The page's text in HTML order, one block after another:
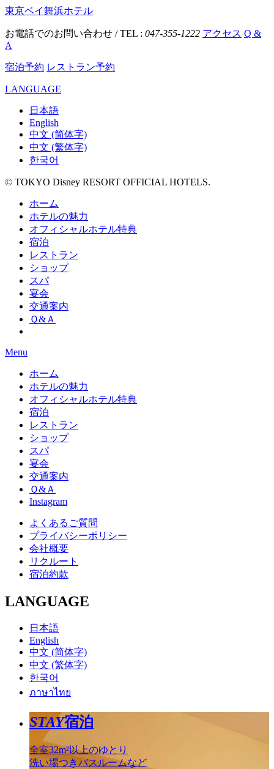
東京ベイ舞浜ホテル
お電話でのお問い合わせ / TEL : 047-355-1222 アクセス Q &
A
宿泊予約 レストラン予約
LANGUAGE
日本語
English
中文 (简体字)
中文 (繁体字)
한국어
© TOKYO Disney RESORT OFFICIAL HOTELS.
ホーム
ホテルの魅力
オフィシャルホテル特典
宿泊
レストラン
ショップ
スパ
宴会
交通案内
Ｑ&Ａ
Menu
ホーム
ホテルの魅力
オフィシャルホテル特典
宿泊
レストラン
ショップ
スパ
宴会
交通案内
Ｑ&Ａ
Instagram
よくあるご質問
プライバシーポリシー
会社概要
リクルート
宿泊約款
LANGUAGE
日本語
English
中文 (简体字)
中文 (繁体字)
한국어
ภาษาไทย
STAY宿泊
全室32m²以上のゆとり
洗い場つきバスルームなど